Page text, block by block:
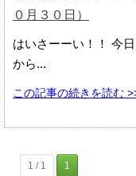
０月３０日）
はいさーーい！！ 今
から...
この記事の続きを読む
1 / 1 1